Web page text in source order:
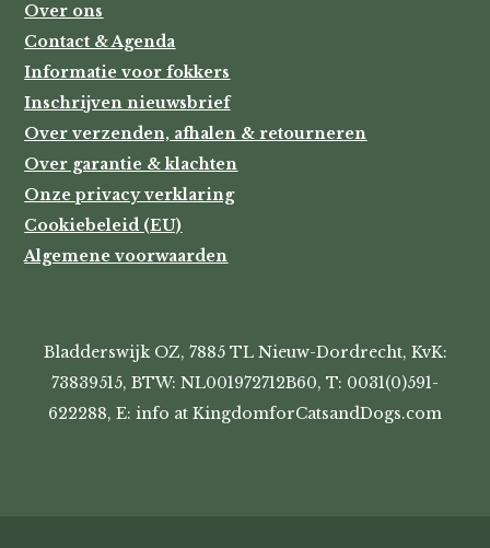
Over ons
Contact & Agenda
Informatie voor fokkers
Inschrijven nieuwsbrief
Over verzenden, afhalen & retourneren
Over garantie & klachten
Onze privacy verklaring
Cookiebeleid (EU)
Algemene voorwaarden
Bladderswijk OZ, 7885 TL Nieuw-Dordrecht, KvK:
73839515, BTW: NL001972712B60, T: 0031(0)591-
622288, E: info at KingdomforCatsandDogs.com